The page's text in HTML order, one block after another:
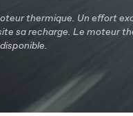
thermique. Un effort
sa recharge. Le moteur